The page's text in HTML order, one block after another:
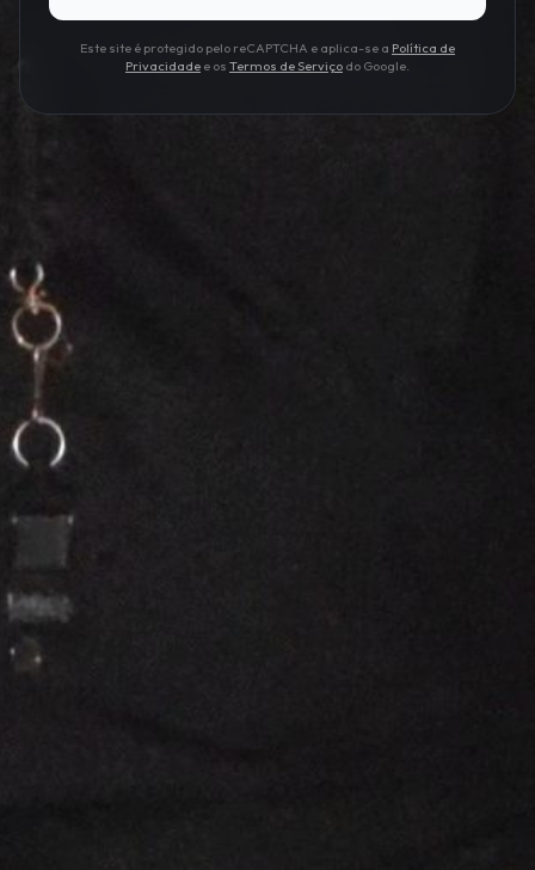
Este site é protegido pelo reCAPTCHA e aplica-se a Política de
Privacidade e os Termos de Serviço do Google.